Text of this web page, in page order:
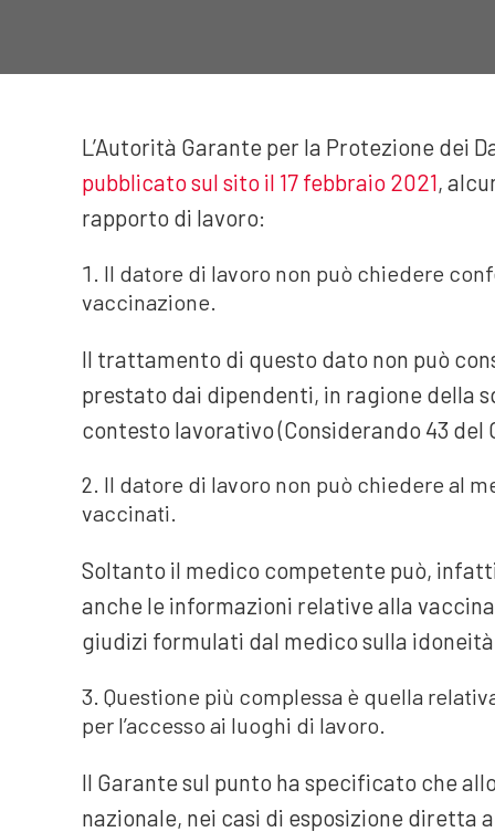
L’Autorità Garante per la Protezione dei
pubblicato sul sito il 17 febbraio 2021,
rapporto di lavoro:
Il datore di lavoro non può chiedere
vaccinazione.
Il trattamento di questo dato non può
prestato dai dipendenti, in ragione della
contesto lavorativo (Considerando 43 del
Il datore di lavoro non può chiedere al
vaccinati.
Soltanto il medico competente può,
anche le informazioni relative alla
giudizi formulati dal medico sulla
Questione più complessa è quella
per l’accesso ai luoghi di lavoro.
Il Garante sul punto ha specificato che
nazionale, nei casi di esposizione diretta